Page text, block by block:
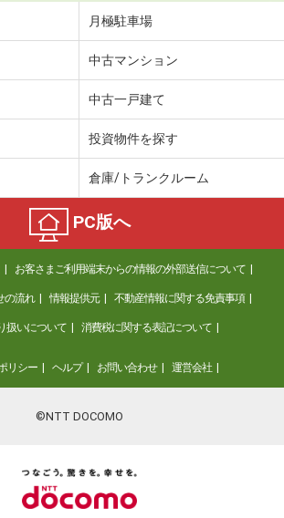
月極駐車場
中古マンション
中古一戸建て
投資物件を探す
倉庫/トランクルーム
PC版へ
お客さまご利用端末からの情報の外部送信について
の流れ 情報提供元 不動産情報に関する免責事項
扱いについて 消費税に関する表記について
リシー ヘルプ お問い合わせ 運営会社
©NTT DOCOMO